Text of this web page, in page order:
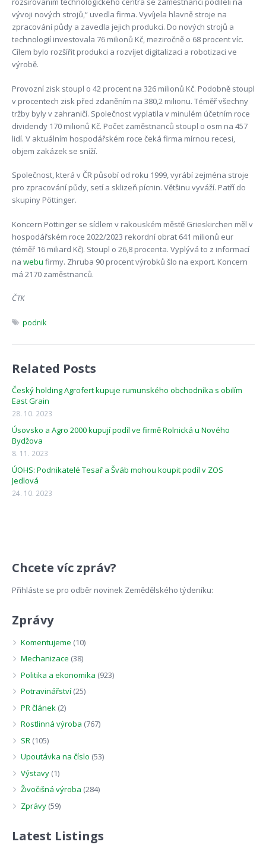
vývoji nových strojů,“ uvedla firma. Vyvíjela hlavně stroje na
zpracování půdy a zavedla jejich produkci. Do nových strojů a
technologií investovala 76 milionů Kč, meziročně o 68 procent víc.
Cílem bylo rozšířit produkci a rozvíjet digitalizaci a robotizaci ve
výrobě.
Provozní zisk stoupl o 42 procent na 326 milionů Kč. Podobně stoupl
v procentech zisk před zdaněním na 380,2 milionu. Téměř všechny
tržby byly v zahraničí. Společnost vyplatila v minulém účetním roce
dividendy 170 milionů Kč. Počet zaměstnanců stoupl o osm na 457
lidí. V aktuálním hospodářském roce čeká firma mírnou recesi,
objem zakázek se sníží.
Společnost, která v ČR působí od roku 1999, vyrábí zejména stroje
pro zpracování půdy, setí a sklizeň pícnin. Většinu vyváží. Patří do
skupiny Pöttinger.
Koncern Pöttinger se sídlem v rakouském městě Grieskirchen měl v
hospodářském roce 2022/2023 rekordní obrat 641 milionů eur
(téměř 16 miliard Kč). Stoupl o 26,8 procenta. Vyplývá to z informací
na webu firmy. Zhruba 90 procent výrobků šlo na export. Koncern
má 2170 zaměstnanců.
ČTK
podnik
Related Posts
Český holding Agrofert kupuje rumunského obchodníka s obilím
East Grain
28. 10. 2023
Úsovsko a Agro 2000 kupují podíl ve firmě Rolnická u Nového
Bydžova
8. 11. 2023
ÚOHS: Podnikatelé Tesař a Šváb mohou koupit podíl v ZOS
Jedlová
24. 10. 2023
Chcete víc zpráv?
Přihláste se pro odběr novinek Zemědělského týdeníku:
Zprávy
Komentujeme (10)
Mechanizace (38)
Politika a ekonomika (923)
Potravinářství (25)
PR článek (2)
Rostlinná výroba (767)
SR (105)
Upoutávka na číslo (53)
Výstavy (1)
Živočišná výroba (284)
Zprávy (59)
Latest Listings